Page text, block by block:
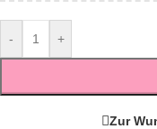
- +
Zur